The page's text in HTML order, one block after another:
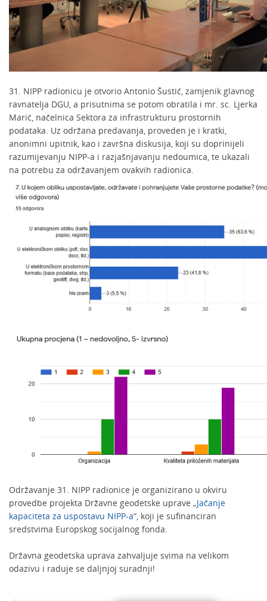
31. NIPP radionicu je otvorio Antonio Šustić, zamjenik glavnog
ravnatelja DGU, a prisutnima se potom obratila i mr. sc. Ljerka
Marić, načelnica Sektora za infrastrukturu prostornih
podataka. Uz održana predavanja, proveden je i kratki,
anonimni upitnik, kao i završna diskusija, koji su doprinijeli
razumijevanju NIPP-a i razjašnjavanju nedoumica, te ukazali
na potrebu za održavanjem ovakvih radionica.
Održavanje 31. NIPP radionice je organizirano u okviru
provedbe projekta Državne geodetske uprave „Jačanje
kapaciteta za uspostavu NIPP-a“, koji je sufinanciran
sredstvima Europskog socijalnog fonda.
Državna geodetska uprava zahvaljuje svima na velikom
odazivu i raduje se daljnjoj suradnji!